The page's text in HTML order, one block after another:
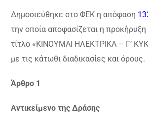
Δημοσιεύθηκε στο ΦΕΚ η απόφαση
την οποία αποφασίζεται η
τίτλο «ΚΙΝΟΥΜΑΙ ΗΛΕΚΤΡΙΚΑ – Γ’
με τις κάτωθι διαδικασίες και όρους.
Άρθρο 1
Αντικείμενο της Δράσης